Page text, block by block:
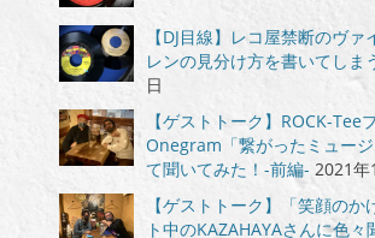
【DJ目線】レコ屋禁断のヴァ
レンの見分け方を書いてしま
日
【ゲストトーク】ROCK-Tee
Onegram「繋がったミュー
て聞いてみた！-前編- 2021年
【ゲストトーク】「笑顔のか
ト中のKAZAHAYAさんに色